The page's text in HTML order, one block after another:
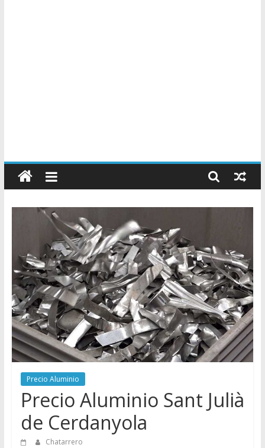
Chatarreros
–
Precio
de
Chatarra
Directorio
de
Chatarreros
vender
Chatarra
Precio Aluminio
Precio Aluminio Sant Julià
de Cerdanyola
Chatarrero